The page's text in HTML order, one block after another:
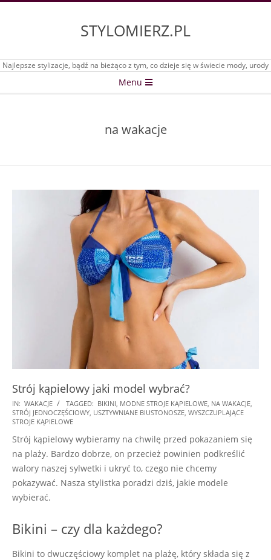
STYLOMIERZ.PL
Najlepsze stylizacje, bądź na bieżąco z tym, co dzieje się w świecie mody, urody
Menu
na wakacje
Strój kąpielowy jaki model wybrać?
2025-
06-
IN: WAKACJE TAGGED: BIKINI MODNE STROJE KĄPIELOWE NA WAKACJE
STRÓJ JEDNOCZĘŚCIOWY USZTYWNIANE BIUSTONOSZE WYSZCZUPLAJĄCE
STROJE KĄPIELOWE
Strój kąpielowy wybieramy na chwilę przed pokazaniem się
na plaży. Bardzo dobrze, on przecież powinien podkreślić
walory naszej sylwetki i ukryć to, czego nie chcemy
pokazywać. Nasza stylistka poradzi dziś, jakie modele
wybierać.
Bikini – czy dla każdego?
Bikini to dwuczęściowy komplet na plażę, który składa się z